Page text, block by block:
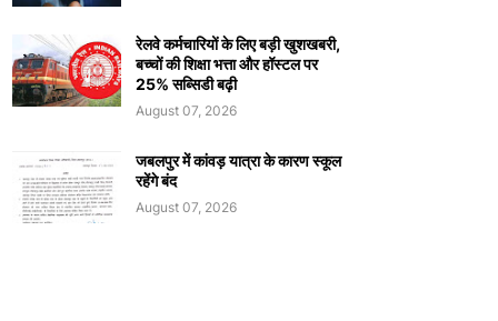
रेलवे कर्मचारियों के लिए बड़ी खुशखबरी,
बच्चों की शिक्षा भत्ता और हॉस्टल पर
25% सब्सिडी बढ़ी
August 07, 2026
जबलपुर में कांवड़ यात्रा के कारण स्कूल
रहेंगे बंद
August 07, 2026